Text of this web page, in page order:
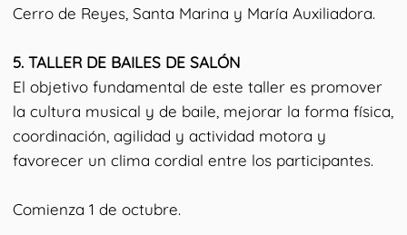
Cerro de Reyes, Santa Marina y María Auxiliadora.
5.⁠ ⁠TALLER DE BAILES DE SALÓN
El objetivo fundamental de este taller es promover
la cultura musical y de baile, mejorar la forma física,
coordinación, agilidad y actividad motora y
favorecer un clima cordial entre los participantes.
Comienza 1 de octubre.